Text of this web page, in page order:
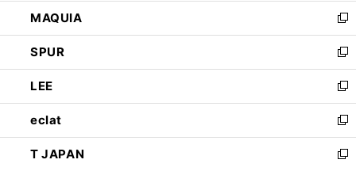
ド
ウ
で
開
く
ウ
ィ
ン
ド
ウ
で
開
く
し
い
ウ
ィ
ン
ド
ウ
で
開
く
MAQUIA
新
し
い
ウ
ィ
ン
ド
ウ
で
SPUR
新
し
い
ウ
ィ
ン
ド
LEE
新
し
い
ウ
ィ
eclat
新
し
い
T JAPAN
新